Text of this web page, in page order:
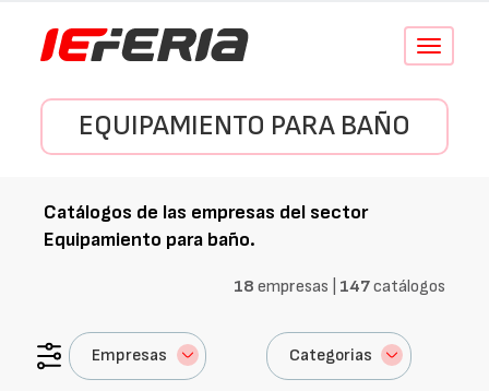
Conmutar
EQUIPAMIENTO PARA BAÑO
Catálogos de las empresas del sector
Equipamiento para baño.
18 empresas | 147catálogos
Empresas Categorias